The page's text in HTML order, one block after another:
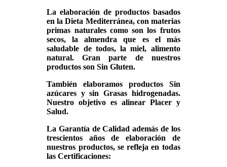
La elaboración de productos basados
en la Dieta Mediterránea, con materias
primas naturales como son los frutos
secos, la almendra que es el más
saludable de todos, la miel, alimento
natural. Gran parte de nuestros
productos son Sin Gluten.
También elaboramos productos Sin
azúcares y sin Grasas hidrogenadas.
Nuestro objetivo es alinear Placer y
Salud.
La Garantía de Calidad además de los
trescientos años de elaboración de
nuestros productos, se refleja en todas
las Certificaciones: